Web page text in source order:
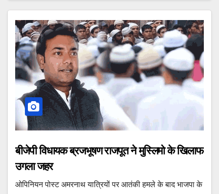
बीजेपी विधायक ब्रजभूषण राजपूत ने मुस्लिमो के खिलाफ
उगला जहर
ओपिनियन पोस्ट अमरनाथ यात्रियों पर आतंकी हमले के बाद भाजपा के